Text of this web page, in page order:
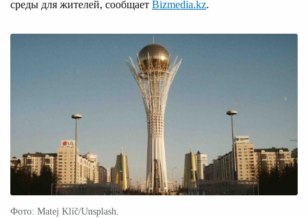
среды для жителей, сообщает Bizmedia.kz.
Фото: Matej Klíč/Unsplash.